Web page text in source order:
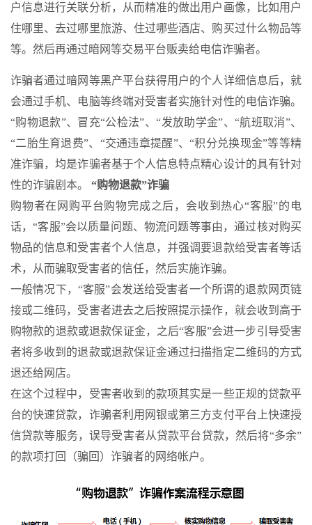
户信息进行关联分析，从而精准的做出用户画像，比如用户
住哪里、去过哪里旅游、住过哪些酒店、购买过什么物品等
等。然后再通过暗网等交易平台贩卖给电信诈骗者。
诈骗者通过暗网等黑产平台获得用户的个人详细信息后，就
会通过手机、电脑等终端对受害者实施针对性的电信诈骗。
“购物退款”、冒充“公检法”、“发放助学金”、“航班取消”、
“二胎生育退费”、“交通违章提醒”、“积分兑换现金”等等精
准诈骗，均是诈骗者基于个人信息特点精心设计的具有针对
性的诈骗剧本。
“购物退款”诈骗
购物者在网购平台购物完成之后，会收到热心“客服”的电
话，“客服”会以质量问题、物流问题等事由，通过核对购买
物品的信息和受害者个人信息，并强调要退款给受害者等话
术，从而骗取受害者的信任，然后实施诈骗。
一般情况下，“客服”会发送给受害者一个所谓的退款网页链
接或二维码，受害者进去之后按照提示操作，就会收到高于
购物款的退款或退款保证金，之后“客服”会进一步引导受害
者将多收到的退款或退款保证金通过扫描指定二维码的方式
退还给网店。
在这个过程中，受害者收到的款项其实是一些正规的贷款平
台的快速贷款，诈骗者利用网银或第三方支付平台上快速授
信贷款等服务，误导受害者从贷款平台贷款，然后将“多余”
的款项打回（骗回）诈骗者的网络帐户。